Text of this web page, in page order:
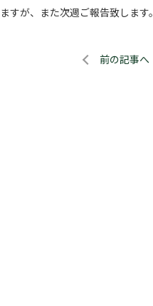
すが、また次週ご報告致します。
前の記事へ